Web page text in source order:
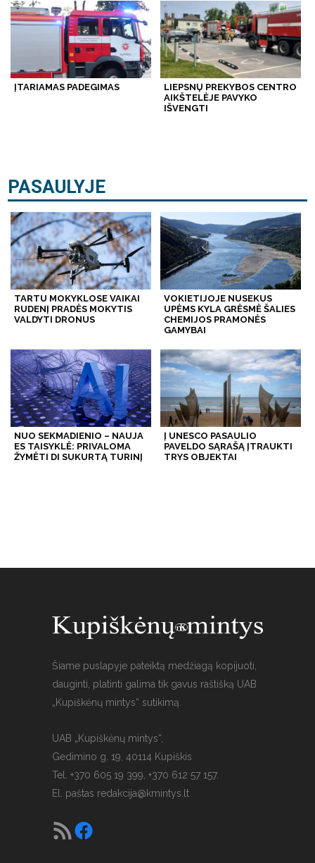
ĮTARIAMAS PADEGIMAS
LIEPSNŲ PREKYBOS CENTRO
AIKŠTELĖJE PAVYKO
IŠVENGTI
PASAULYJE
TARTU MOKYKLOSE VAIKAI
RUDENĮ PRADĖS MOKYTIS
VALDYTI DRONUS
VOKIETIJOJE NUSEKUS
UPĖMS KYLA GRĖSMĖ ŠALIES
CHEMIJOS PRAMONĖS
GAMYBAI
NUO SEKMADIENIO – NAUJA
ES TAISYKLĖ: PRIVALOMA
ŽYMĖTI DI SUKURTĄ TURINĮ
Į UNESCO PASAULIO
PAVELDO SĄRAŠĄ ĮTRAUKTI
TRYS OBJEKTAI
Šiame puslapyje pateiktą medžiagą kopijuoti,
dauginti, platinti galima tik gavus raštišką UAB
„Kupiškėnų mintys“ sutikimą.
UAB „Kupiškėnų mintys“,
Gedimino g. 19, 40114 Kupiškis
Tel. +370 605 19 399, +370 612 57 157.
El. paštas redakcija@kmintys.lt